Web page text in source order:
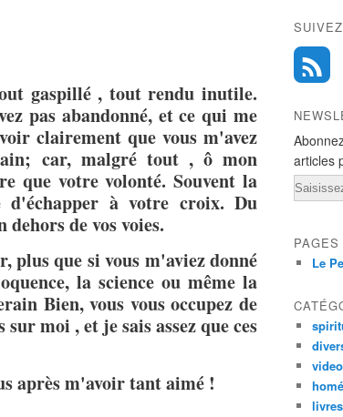
gaspillé , tout rendu inutile.
pas abandonné, et ce qui me
clairement que vous m'avez
car, malgré tout , ô mon
que votre volonté. Souvent la
d'échapper à votre croix. Du
de vos voies.
plus que si vous m'aviez donné
la science ou même la
Bien, vous vous occupez de
sur moi , et je sais assez que ces
après m'avoir tant aimé !
articles
Email
PAGES
Le
livres